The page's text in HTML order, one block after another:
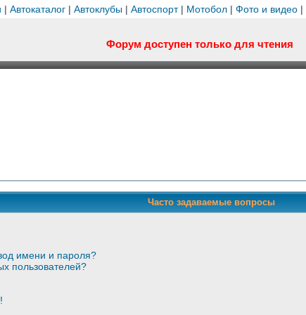
| Автокаталог| Автоклубы| Автоспорт| Мотобол| Фото и видео|
Форум доступен только для чтения
Часто задаваемые вопросы
имени и пароля?
пользователей?